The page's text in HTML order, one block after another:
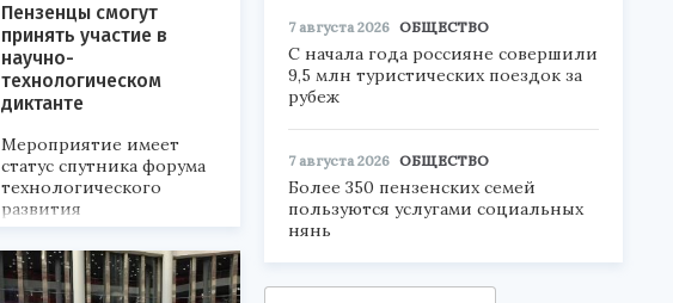
Пензенцы смогут
принять участие в
научно-
технологическом
диктанте
Мероприятие имеет
статус спутника форума
технологического
развития
«Технопром-2026».
7 августа 2026 ОБЩЕСТВО
С начала года россияне совершили
9,5 млн туристических поездок за
рубеж
7 августа 2026 ОБЩЕСТВО
Более 350 пензенских семей
пользуются услугами социальных
нянь